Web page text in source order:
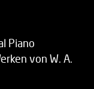
Piano
von W. A.